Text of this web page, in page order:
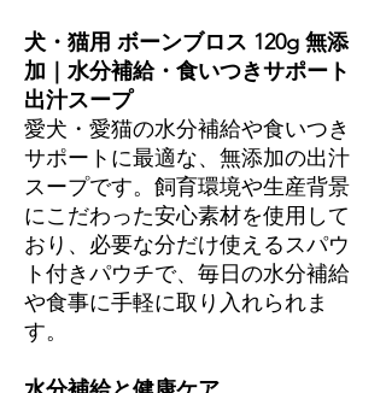
犬・猫用 ボーンブロス 120g 無添
加｜水分補給・食いつきサポート
出汁スープ
愛犬・愛猫の水分補給や食いつき
サポートに最適な、無添加の出汁
スープです。飼育環境や生産背景
にこだわった安心素材を使用して
おり、必要な分だけ使えるスパウ
ト付きパウチで、毎日の水分補給
や食事に手軽に取り入れられま
す。